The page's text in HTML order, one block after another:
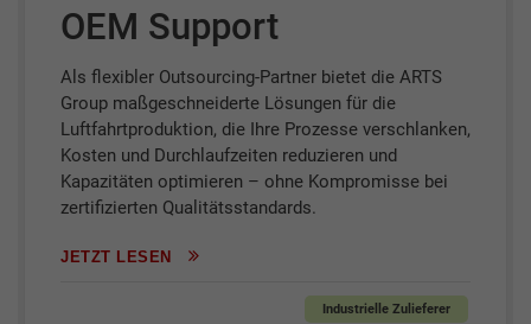
OEM Support
Als flexibler Outsourcing-Partner bietet die ARTS
Group maßgeschneiderte Lösungen für die
Luftfahrtproduktion, die Ihre Prozesse verschlanken,
Kosten und Durchlaufzeiten reduzieren und
Kapazitäten optimieren – ohne Kompromisse bei
zertifizierten Qualitätsstandards.
JETZT LESEN
Industrielle Zulieferer